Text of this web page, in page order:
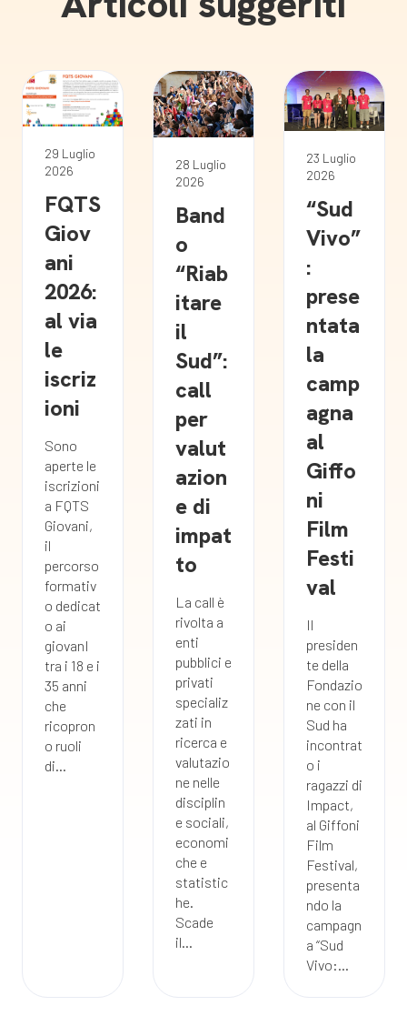
29 Luglio
2026
FQTS
Giov
ani
2026:
al via
le
iscriz
ioni
Sono
aperte le
iscrizioni
a FQTS
Giovani,
il
percorso
formativ
o dedicat
o ai
giovanI
tra i 18 e i
35 anni
che
ricopron
o ruoli
di...
28 Luglio
2026
Band
o
“Riab
itare
il
Sud”:
call
per
valut
azion
e di
impat
to
La call è
rivolta a
enti
pubblici e
privati
specializ
zati in
ricerca e
valutazio
ne nelle
disciplin
e sociali,
economi
che e
statistic
he.
Scade
il...
23 Luglio
2026
“Sud
Vivo”
:
prese
ntata
la
camp
agna
al
Giffo
ni
Film
Festi
val
Il
presiden
te della
Fondazio
ne con il
Sud ha
incontrat
o i
ragazzi di
Impact,
al Giffoni
Film
Festival,
presenta
ndo la
campagn
a “Sud
Vivo:...